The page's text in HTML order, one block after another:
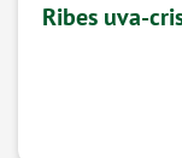
Ribes uva-